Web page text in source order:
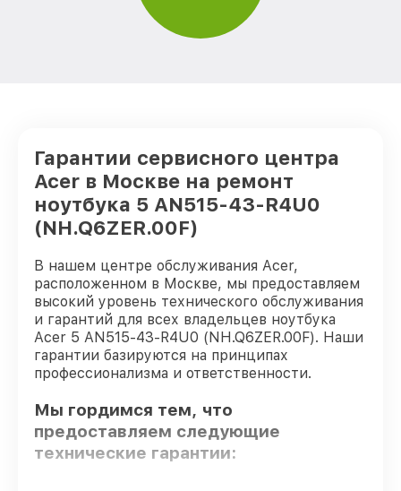
Гарантии сервисного центра
Acer в Москве на ремонт
ноутбука 5 AN515-43-R4U0
(NH.Q6ZER.00F)
В нашем центре обслуживания Acer,
расположенном в Москве, мы предоставляем
высокий уровень технического обслуживания
и гарантий для всех владельцев ноутбука
Acer 5 AN515-43-R4U0 (NH.Q6ZER.00F). Наши
гарантии базируются на принципах
профессионализма и ответственности.
Мы гордимся тем, что
предоставляем следующие
технические гарантии: